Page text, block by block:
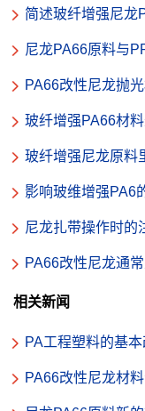
简述玻纤增强尼龙
尼龙PA66原料与
PA66改性尼龙抛光
玻纤增强PA66材
玻纤增强尼龙原料
影响玻维增强PA6
尼龙扎带操作时的
PA66改性尼龙通
相关新闻
PA工程塑料的基本
PA66改性尼龙材